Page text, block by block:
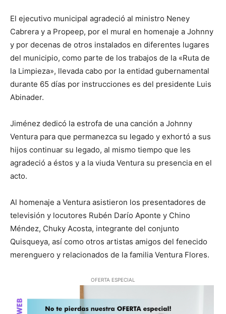
El ejecutivo municipal agradeció al ministro Neney
Cabrera y a Propeep, por el mural en homenaje a Johnny
y por decenas de otros instalados en diferentes lugares
del municipio, como parte de los trabajos de la «Ruta de
la Limpieza», llevada cabo por la entidad gubernamental
durante 65 días por instrucciones es del presidente Luis
Abinader.
Jiménez dedicó la estrofa de una canción a Johnny
Ventura para que permanezca su legado y exhortó a sus
hijos continuar su legado, al mismo tiempo que les
agradeció a éstos y a la viuda Ventura su presencia en el
acto.
Al homenaje a Ventura asistieron los presentadores de
televisión y locutores Rubén Darío Aponte y Chino
Méndez, Chuky Acosta, integrante del conjunto
Quisqueya, así como otros artistas amigos del fenecido
merenguero y relacionados de la familia Ventura Flores.
OFERTA ESPECIAL